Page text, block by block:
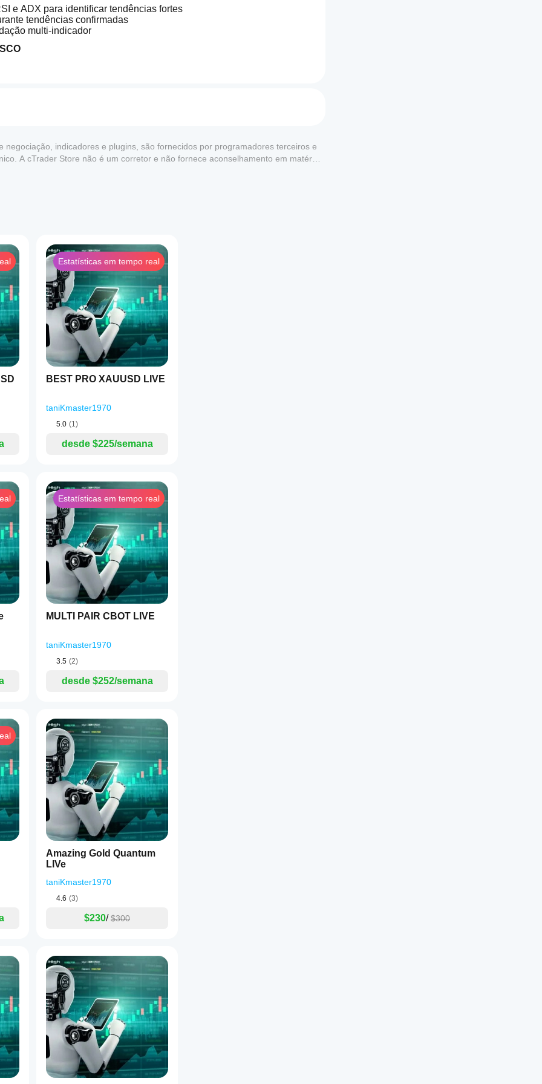
e ADX para identificar tendências fortes
tendências confirmadas
multi-indicador
etc.)
controlado
evitar risco excessivo
de lucro
os limites são ultrapassados
negociado
1
indicadores e plugins, são fornecidos por programadores terceiros e
A cTrader Store não é um corretor e não fornece aconselhamento em matéria
no futuro.
Estatísticas em tempo real
BEST PRO XAUUSD LIVE
taniKmaster1970
5.0 (1)
desde $225/semana
Estatísticas em tempo real
MULTI PAIR CBOT LIVE
taniKmaster1970
3.5 (2)
desde $252/semana
Amazing Gold Quantum
LIVe
taniKmaster1970
4.6 (3)
$230/ $300